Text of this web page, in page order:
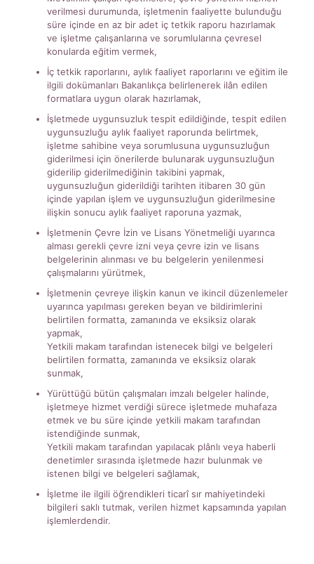
verilmesi durumunda, işletmenin faaliyette bulunduğu
süre içinde en az bir adet iç tetkik raporu hazırlamak
ve işletme çalışanlarına ve sorumlularına çevresel
konularda eğitim vermek,
İç tetkik raporlarını, aylık faaliyet raporlarını ve eğitim ile
ilgili dokümanları Bakanlıkça belirlenerek ilân edilen
formatlara uygun olarak hazırlamak,
İşletmede uygunsuzluk tespit edildiğinde, tespit edilen
uygunsuzluğu aylık faaliyet raporunda belirtmek,
işletme sahibine veya sorumlusuna uygunsuzluğun
giderilmesi için önerilerde bulunarak uygunsuzluğun
giderilip giderilmediğinin takibini yapmak,
uygunsuzluğun giderildiği tarihten itibaren 30 gün
içinde yapılan işlem ve uygunsuzluğun giderilmesine
ilişkin sonucu aylık faaliyet raporuna yazmak,
İşletmenin Çevre İzin ve Lisans Yönetmeliği uyarınca
alması gerekli çevre izni veya çevre izin ve lisans
belgelerinin alınması ve bu belgelerin yenilenmesi
çalışmalarını yürütmek,
İşletmenin çevreye ilişkin kanun ve ikincil düzenlemeler
uyarınca yapılması gereken beyan ve bildirimlerini
belirtilen formatta, zamanında ve eksiksiz olarak
yapmak,
Yetkili makam tarafından istenecek bilgi ve belgeleri
belirtilen formatta, zamanında ve eksiksiz olarak
sunmak,
Yürüttüğü bütün çalışmaları imzalı belgeler halinde,
işletmeye hizmet verdiği sürece işletmede muhafaza
etmek ve bu süre içinde yetkili makam tarafından
istendiğinde sunmak,
Yetkili makam tarafından yapılacak plânlı veya haberli
denetimler sırasında işletmede hazır bulunmak ve
istenen bilgi ve belgeleri sağlamak,
İşletme ile ilgili öğrendikleri ticarî sır mahiyetindeki
bilgileri saklı tutmak, verilen hizmet kapsamında yapılan
işlemlerdendir.